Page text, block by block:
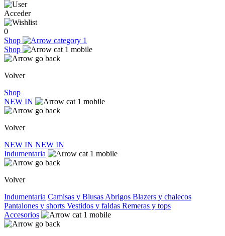
Acceder
0
Shop
Shop
Volver
Shop
NEW IN
Volver
NEW IN NEW IN
Indumentaria
Volver
Indumentaria Camisas y Blusas Abrigos Blazers y chalecos
Pantalones y shorts Vestidos y faldas Remeras y tops
Accesorios